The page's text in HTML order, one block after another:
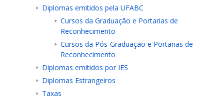
Diplomas emitidos pela UFABC
Cursos da Graduação e Portarias de
Reconhecimento
Cursos da Pós-Graduação e Portarias de
Reconhecimento
Diplomas emitidos por IES
Diplomas Estrangeiros
Taxas